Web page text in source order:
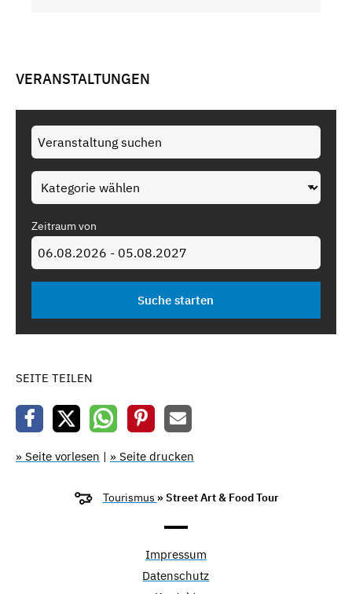
VERANSTALTUNGEN
Zeitraum von
SEITE TEILEN
» Seite vorlesen | » Seite drucken
Tourismus » Street Art & Food Tour
Impressum
Datenschutz